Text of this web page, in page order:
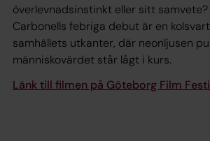
överlevnadsinstinkt eller sitt samvete?
Carbonells febriga debut är en
samhällets utkanter, där neonljusen
människovärdet står lågt i kurs.
Länk till filmen på Göteborg Film